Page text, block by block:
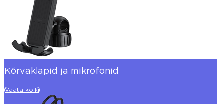
Kõrvaklapid ja mikrofonid
Vaata kõiki